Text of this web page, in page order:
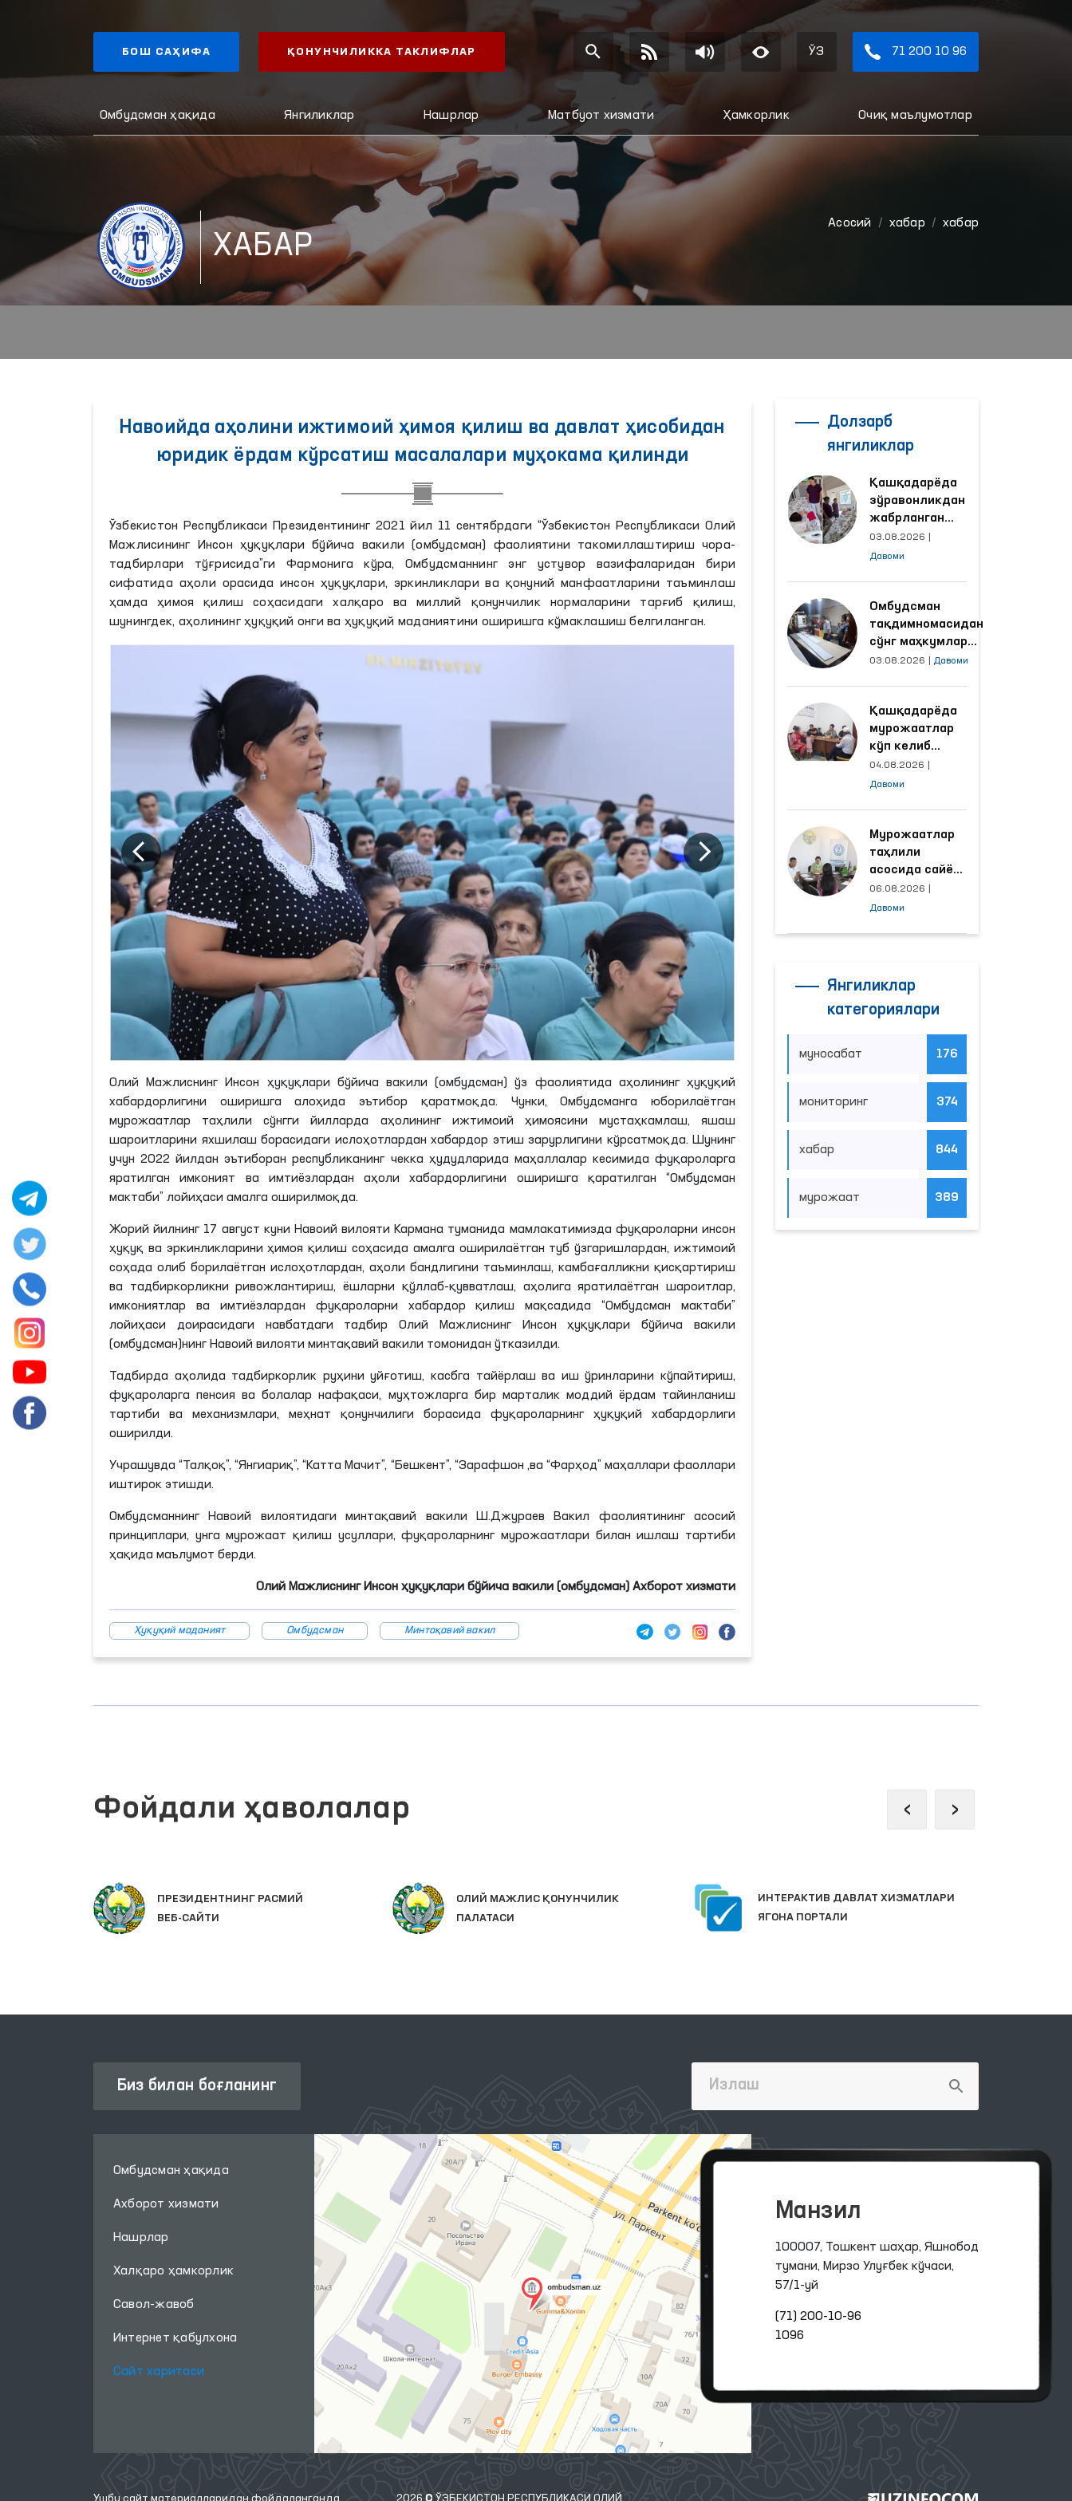
БОШ САҲИФА ҚОНУНЧИЛИККА ТАКЛИФЛАР ЎЗ 71 200 10 96
Омбудсман ҳақида Янгиликлар Нашрлар Матбуот хизмати Ҳамкорлик Очиқ маълумотлар
ХАБАР
Aсосий хабар хабар
Навоийда аҳолини ижтимоий ҳимоя қилиш ва давлат ҳисобидан
юридик ёрдам кўрсатиш масалалари муҳокама қилинди
Ўзбекистон Республикаси Президентининг 2021 йил 11 сентябрдаги “Ўзбекистон Республикаси Олий
Мажлисининг Инсон ҳуқуқлари бўйича вакили (омбудсман) фаолиятини такомиллаштириш чора-
тадбирлари тўғрисида”ги Фармонига кўра, Омбудсманнинг энг устувор вазифаларидан бири
сифатида аҳоли орасида инсон ҳуқуқлари, эркинликлари ва қонуний манфаатларини таъминлаш
ҳамда ҳимоя қилиш соҳасидаги халқаро ва миллий қонунчилик нормаларини тарғиб қилиш,
шунингдек, аҳолининг ҳуқуқий онги ва ҳуқуқий маданиятини оширишга кўмаклашиш белгиланган.
Олий Мажлиснинг Инсон ҳуқуқлари бўйича вакили (омбудсман) ўз фаолиятида аҳолининг ҳуқуқий
хабардорлигини оширишга алоҳида эътибор қаратмоқда. Чунки, Омбудсманга юборилаётган
мурожаатлар таҳлили сўнгги йилларда аҳолининг ижтимоий ҳимоясини мустаҳкамлаш, яшаш
шароитларини яхшилаш борасидаги ислоҳотлардан хабардор этиш зарурлигини кўрсатмоқда. Шунинг
учун 2022 йилдан эътиборан республиканинг чекка ҳудудларида маҳаллалар кесимида фуқароларга
яратилган имконият ва имтиёзлардан аҳоли хабардорлигини оширишга қаратилган “Омбудсман
мактаби” лойиҳаси амалга оширилмоқда.
Жорий йилнинг 17 август куни Навоий вилояти Кармана туманида мамлакатимизда фуқароларни инсон
ҳуқуқ ва эркинликларини ҳимоя қилиш соҳасида амалга оширилаётган туб ўзгаришлардан, ижтимоий
соҳада олиб борилаётган ислоҳотлардан, аҳоли бандлигини таъминлаш, камбағалликни қисқартириш
ва тадбиркорликни ривожлантириш, ёшларни қўллаб-қувватлаш, аҳолига яратилаётган шароитлар,
имкониятлар ва имтиёзлардан фуқароларни хабардор қилиш мақсадида “Омбудсман мактаби”
лойиҳаси доирасидаги навбатдаги тадбир Олий Мажлиснинг Инсон ҳуқуқлари бўйича вакили
(омбудсман)нинг Навоий вилояти минтақавий вакили томонидан ўтказилди.
Тадбирда аҳолида тадбиркорлик руҳини уйғотиш, касбга тайёрлаш ва иш ўринларини кўпайтириш,
фуқароларга пенсия ва болалар нафақаси, муҳтожларга бир марталикмоддий ёрдам тайинланиш
тартиби ва механизмлари, меҳнат қонунчилиги борасида фуқароларнинг ҳуқуқий хабардорлиги
оширилди.
Учрашувда “Талқоқ”, “Янгиариқ”, “Катта Мачит”, “Бешкент”, “Зарафшон ,ва “Фарҳод” маҳаллари фаоллари
иштирок этишди.
Омбудсманнинг Навоий вилоятидаги минтақавий вакили Ш.Джураев Вакил фаолиятининг асосий
принциплари, унга мурожаат қилиш усуллари, фуқароларнинг мурожаатлари билан ишлаш тартиби
ҳақида маълумот берди.
Олий Мажлиснинг Инсон ҳуқуқлари бўйича вакили (омбудсман) Ахборот хизмати
Ҳуқуқий маданият Омбудсман Минтақавий вакил
Долзарб
янгиликлар
Қашқадарёда
зўравонликдан
жабрланган
аёлнинг ҳолати
Омбудсман
03.08.2026
Давоми
Омбудсман
тақдимномасидан
сўнг маҳкумлар
меҳнат қилаётган
яхшиланди
03.08.2026 Давоми
Қашқадарёда
мурожаатлар
кўп келиб
тушаётган
ҳудудлар
ишлаш йўлга
қўйилди
04.08.2026
Давоми
Мурожаатлар
таҳлили
асосида сайёр
қабул
ўтказиладиган
06.08.2026
Давоми
Янгиликлар
категориялари
муносабат 176
мониторинг 374
хабар 844
мурожаат 389
Фойдали ҳаволалар
ПРЕЗИДЕНТНИНГ РАСМИЙ
ВЕБ-САЙТИ
ОЛИЙ МАЖЛИС ҚОНУНЧИЛИК
ПАЛАТАСИ
ИНТЕРАКТИВ ДАВЛАТ ХИЗМАТЛАРИ
ЯГОНА ПОРТАЛИ
‹ ›
Биз билан боғланинг
Омбудсман ҳақида
Ахборот хизмати
Нашрлар
Халқаро ҳамкорлик
Савол-жавоб
Интернет қабулхона
Сайт харитаси
Манзил
100007, Тошкент шаҳар, Яшнобод
тумани, Мирзо Улуғбек кўчаси,
57/1-уй
(71) 200-10-96
1096
Ушбу сайт материалларидан фойдаланганда, 2026 © ЎЗБЕКИСТОН РЕСПУБЛИКАСИ ОЛИЙ